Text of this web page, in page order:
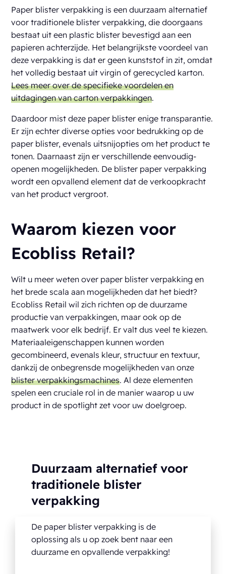
Paper blister verpakking is een duurzaam alternatief
voor traditionele blister verpakking, die doorgaans
bestaat uit een plastic blister bevestigd aan een
papieren achterzijde. Het belangrijkste voordeel van
deze verpakking is dat er geen kunststof in zit, omdat
het volledig bestaat uit virgin of gerecycled karton.
Lees meer over de specifieke voordelen en
uitdagingen van carton verpakkingen.
Daardoor mist deze paper blister enige transparantie.
Er zijn echter diverse opties voor bedrukking op de
paper blister, evenals uitsnijopties om het product te
tonen. Daarnaast zijn er verschillende eenvoudig-
openen mogelijkheden. De blister paper verpakking
wordt een opvallend element dat de verkoopkracht
van het product vergroot.
Waarom kiezen voor
Ecobliss Retail?
Wilt u meer weten over paper blister verpakking en
het brede scala aan mogelijkheden dat het biedt?
Ecobliss Retail wil zich richten op de duurzame
productie van verpakkingen, maar ook op de
maatwerk voor elk bedrijf. Er valt dus veel te kiezen.
Materiaaleigenschappen kunnen worden
gecombineerd, evenals kleur, structuur en textuur,
dankzij de onbegrensde mogelijkheden van onze
blister verpakkingsmachines. Al deze elementen
spelen een cruciale rol in de manier waarop u uw
product in de spotlight zet voor uw doelgroep.
Duurzaam alternatief voor
traditionele blister
verpakking
De paper blister verpakking is de
oplossing als u op zoek bent naar een
duurzame en opvallende verpakking!